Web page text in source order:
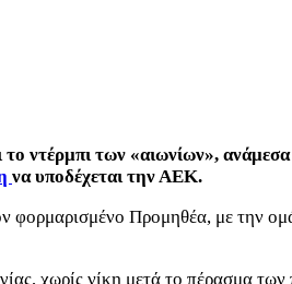
το ντέρμπι των «αιωνίων»,
να υποδέχεται την ΑΕΚ.
φορμαρισμένο Προμηθέα, με την
χωρίς νίκη μετά το πέρασμα